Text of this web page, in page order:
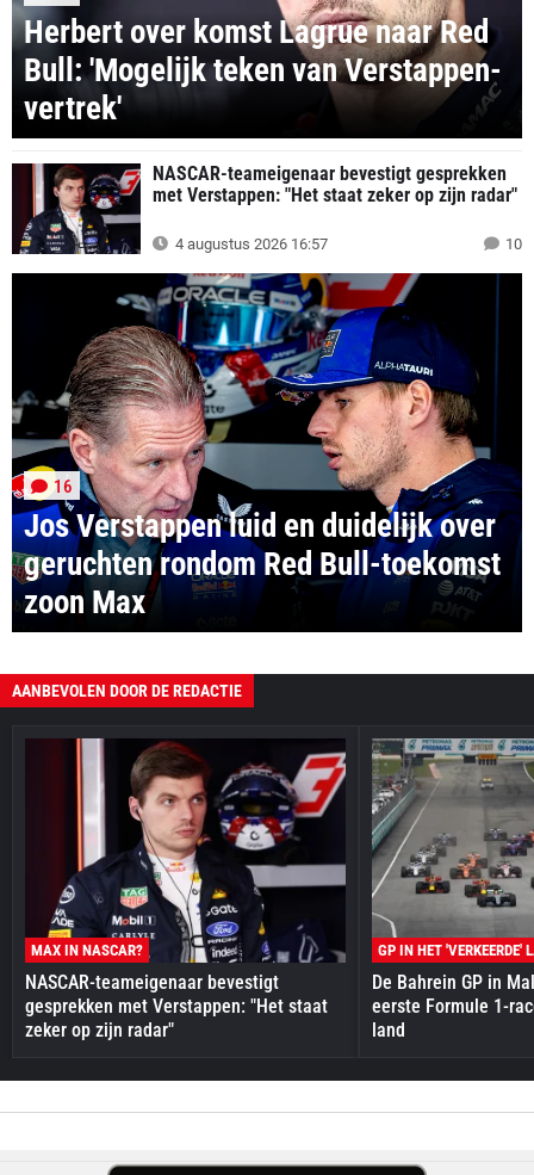
Herbert over komst Lagrue naar Red
Bull: 'Mogelijk teken van Verstappen-
vertrek'
NASCAR-teameigenaar bevestigt gesprekken
met Verstappen: "Het staat zeker op zijn radar"
4 augustus 2026 16:57 10
Jos Verstappen luid en duidelijk over
geruchten rondom Red Bull-toekomst
zoon Max
16
AANBEVOLEN DOOR DE REDACTIE
MAX IN NASCAR?
NASCAR-teameigenaar bevestigt
gesprekken met Verstappen: "Het staat
zeker op zijn radar"
GP IN HET 'VERKEERDE'
De Bahrein GP in
eerste Formule 1-
land